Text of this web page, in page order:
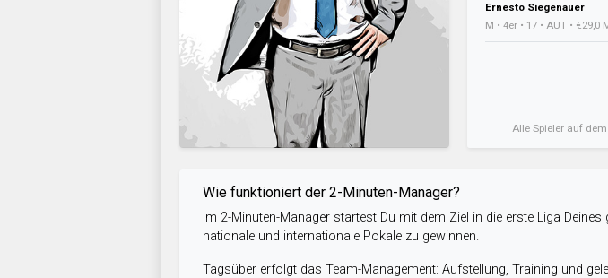
Ernesto Siegenauer
M • 4er • 17 • AUT • €29,0
Alle Spieler auf
Wie funktioniert der 2-Minuten-Manager?
Im 2-Minuten-Manager startest Du mit dem Ziel in die erste Liga
nationale und internationale Pokale zu gewinnen.
Tagsüber erfolgt das Team-Management: Aufstellung, Training und